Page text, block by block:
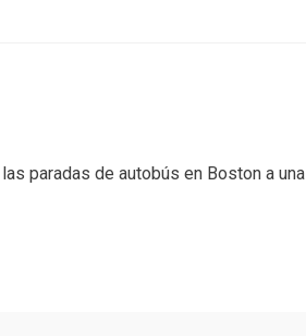
paradas de autobús en Boston a una